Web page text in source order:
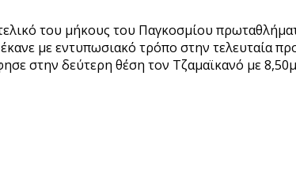
του μήκους του Παγκοσμίου
με εντυπωσιακό τρόπο στην τελευταία
στην δεύτερη θέση τον Τζαμαϊκανό με